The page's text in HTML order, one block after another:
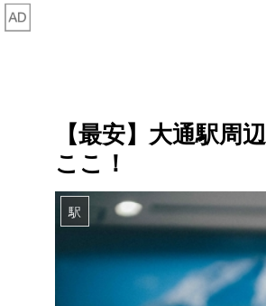
【最安】大通駅
ここ！
駅